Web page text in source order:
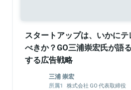
スタートアップは、いかに
べきか？GO三浦崇宏氏が語
する広告戦略
三浦 崇宏
株式会社 GO 代表取締役